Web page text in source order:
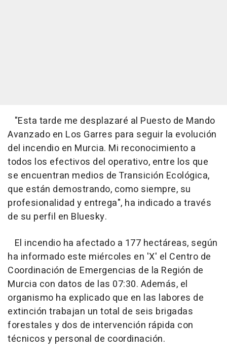
"Esta tarde me desplazaré al Puesto de Mando
Avanzado en Los Garres para seguir la evolución
del incendio en Murcia. Mi reconocimiento a
todos los efectivos del operativo, entre los que
se encuentran medios de Transición Ecológica,
que están demostrando, como siempre, su
profesionalidad y entrega", ha indicado a través
de su perfil en Bluesky.
El incendio ha afectado a 177 hectáreas, según
ha informado este miércoles en 'X' el Centro de
Coordinación de Emergencias de la Región de
Murcia con datos de las 07:30. Además, el
organismo ha explicado que en las labores de
extinción trabajan un total de seis brigadas
forestales y dos de intervención rápida con
técnicos y personal de coordinación.